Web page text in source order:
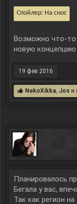
Спойлер: На снос
Возможно что-то
новую концепцию
19 фев 2016
NekoXikka, Jos и
Планировалось
Бегала у вас,
Так как регион